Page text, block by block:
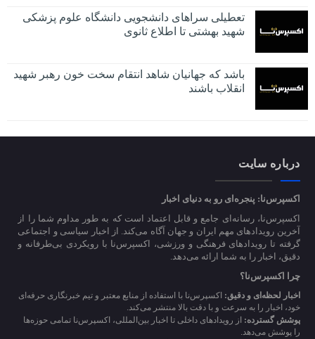
تعطیلی سراهای دانشجویی دانشگاه علوم پزشکی
شهید بهشتی تا اطلاع ثانوی
باشد که جهانیان شاهد انتقام سخت خون رهبر شهید
انقلاب باشند
درباره سایت
اکسپرس‌نا: پنجره‌ای رو به دنیای اخبار
اکسپرس‌نا، رسانه‌ای جامع و قابل اعتماد است که به طور مداوم شما را از
آخرین رویدادهای مهم ایران و جهان آگاه می‌کند. از اخبار سیاسی و اجتماعی
گرفته تا رویدادهای فرهنگی و ورزشی، اکسپرس‌نا با رویکردی بی‌طرفانه و
دقیق، اخبار را به شما ارائه می‌دهد.
چرا اکسپرس‌نا؟
اخبار لحظه‌ای و دقیق: اکسپرس‌نا با استفاده از منابع معتبر و تیم خبرنگاری حرفه‌ای
خود، اخبار را به سرعت و با دقت بالا منتشر می‌کند.
پوشش گسترده: از رویدادهای داخلی تا اخبار بین‌المللی، اکسپرس‌نا تمامی حوزه‌ها
را پوشش می‌دهد.